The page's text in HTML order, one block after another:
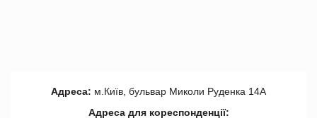
Адреса: м.Київ, бульвар Миколи Руденка 14А
Адреса для кореспонденції: